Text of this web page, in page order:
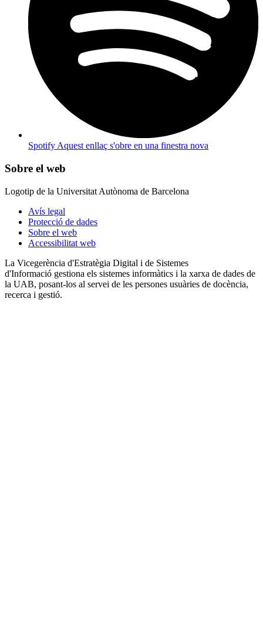
Spotify Aquest enllaç s'obre en una finestra nova
Sobre el web
Logotip de la Universitat Autònoma de Barcelona
Avís legal
Protecció de dades
Sobre el web
Accessibilitat web
La Vicegerència d'Estratègia Digital i de Sistemes
d'Informació gestiona els sistemes informàtics i la xarxa de dades de
la UAB, posant-los al servei de les persones usuàries de docència,
recerca i gestió.